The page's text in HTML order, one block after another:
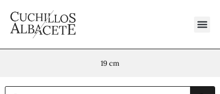
contenido
19 cm
Buscar